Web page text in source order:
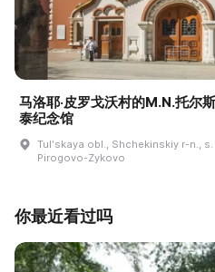
马洛耶·皮罗戈沃村的M.N.托尔斯
泰纪念馆
Tulʹskaya obl., Shchekinskiy r-n., s.
Pirogovo-Zykovo
你最近看过吗